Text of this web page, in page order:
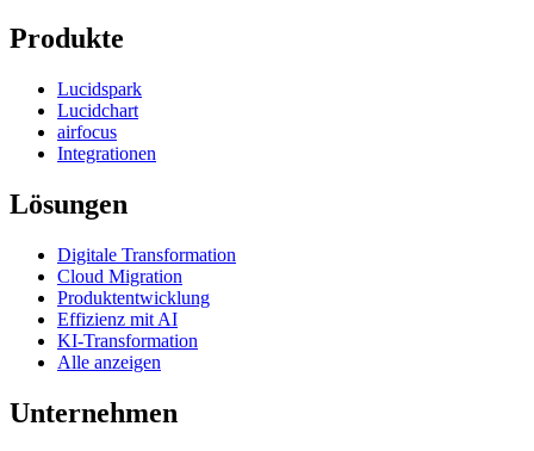
Produkte
Lucidspark
Lucidchart
airfocus
Integrationen
Lösungen
Digitale Transformation
Cloud Migration
Produktentwicklung
Effizienz mit AI
KI-Transformation
Alle anzeigen
Unternehmen